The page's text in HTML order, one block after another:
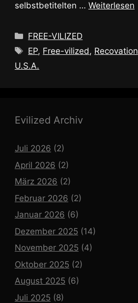
selbstbetitelten … Weiterlesen
Kategorien
FREE-VILIZED
Schlagwörter
EP, Free-vilized, Recovation
U.S.A.
Evilized Archiv
Juli 2026 (2)
April 2026 (2)
März 2026 (2)
Februar 2026 (2)
Januar 2026 (6)
Dezember 2025 (14)
November 2025 (4)
Oktober 2025 (2)
August 2025 (6)
Juli 2025 (8)